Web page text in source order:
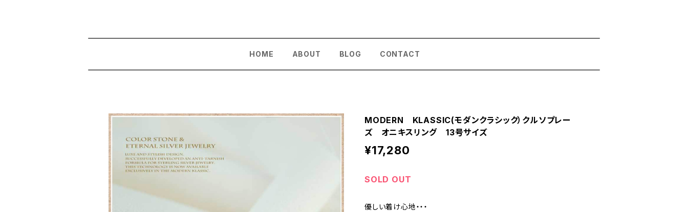
HOME ABOUT BLOG CONTACT
MODERN KLASSIC(モダンクラシック）クルソプレー
ズ オニキスリング 13号サイズ
¥17,280
SOLD OUT
優しい着け心地・・・